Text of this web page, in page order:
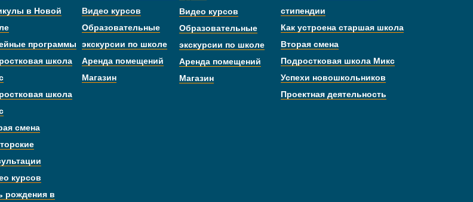
в Новой
программы
школа
школа
смена
курсов
рождения в
Видео курсов
Образовательные
экскурсии по школе
Аренда помещений
Магазин
Видео курсов
Образовательные
экскурсии по школе
Аренда помещений
Магазин
стипендии
Как устроена старшая школа
Вторая смена
Подростковая школа Микс
Успехи новошкольников
Проектная деятельность